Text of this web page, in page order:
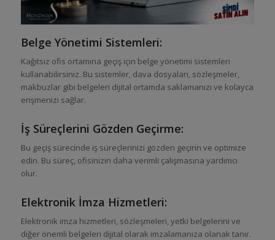
Belge Yönetimi Sistemleri:
Kağıtsız ofis ortamına geçiş için belge yönetimi sistemleri
kullanabilirsiniz. Bu sistemler, dava dosyaları, sözleşmeler,
makbuzlar gibi belgeleri dijital ortamda saklamanızı ve kolayca
erişmenizi sağlar.
İş Süreçlerini Gözden Geçirme:
Bu geçiş sürecinde iş süreçlerinizi gözden geçirin ve optimize
edin. Bu süreç, ofisinizin daha verimli çalışmasına yardımcı
olur.
Elektronik İmza Hizmetleri:
Elektronik imza hizmetleri, sözleşmeleri, yetki belgelerini ve
diğer önemli belgeleri dijital olarak imzalamanıza olanak tanır.